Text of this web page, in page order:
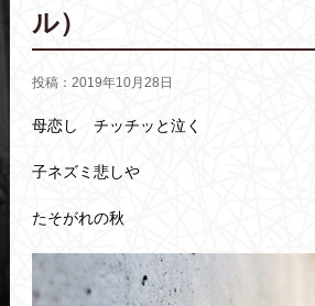
ル）
投稿：2019年10月28日
母恋し チッチッと泣く
子ネズミ悲しや
たそがれの秋